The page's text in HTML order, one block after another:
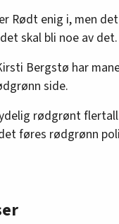
Rødt enig i, men
skal bli noe av det.
Bergstø har
side.
rødgrønt
føres rødgrønn